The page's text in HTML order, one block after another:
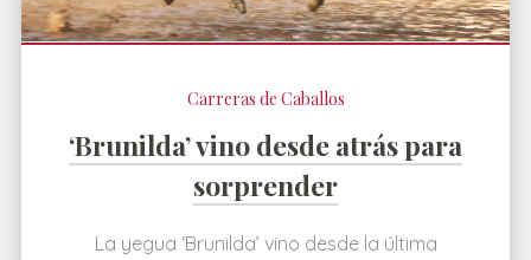
Carreras de Caballos
‘Brunilda’ vino desde atrás para
sorprender
La yegua ‘Brunilda’ vino desde la última